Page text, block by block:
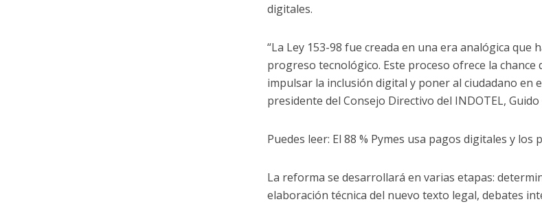
digitales.
“La Ley 153-98 fue creada en una era analógica que
progreso tecnológico. Este proceso ofrece la
impulsar la inclusión digital y poner al ciudadano en
presidente del Consejo Directivo del INDOTEL, Guido
Puedes leer: El 88 % Pymes usa pagos digitales y los
La reforma se desarrollará en varias etapas:
elaboración técnica del nuevo texto legal, debates